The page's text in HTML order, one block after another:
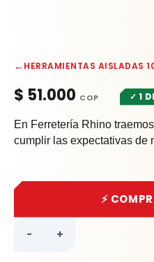
←HERRAMIENTAS AISLADAS
$ 51.000 ✓ 1
En Ferretería Rhino
cumplir las expectativas de
- +
⚡